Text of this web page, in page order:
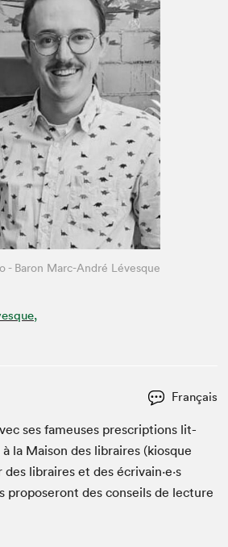
- Baron Marc-André Lévesque
Français
ses fameuses pre­scrip­tions lit­
la Mai­son des libraires (kiosque
libraires et des écrivain·e·s
pro­poseront des con­seils de lec­ture